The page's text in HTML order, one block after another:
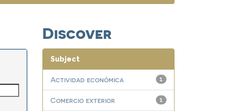
Discover
Subject
1
Actividad económica
1
Comercio exterior